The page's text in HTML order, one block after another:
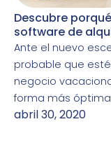
Descubre
software de
Ante el nuevo
probable que
negocio
forma más
abril 30, 2020